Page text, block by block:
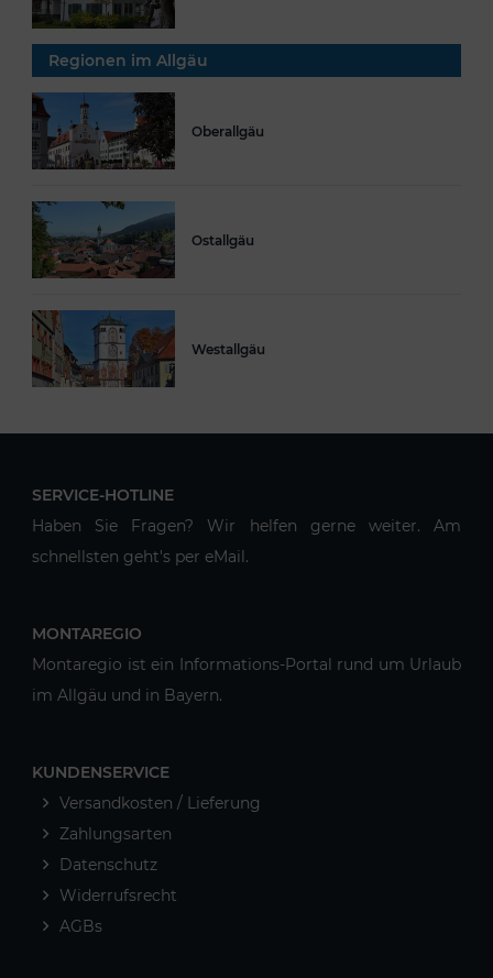
Regionen im Allgäu
Oberallgäu
Ostallgäu
Westallgäu
SERVICE-HOTLINE
Haben Sie Fragen? Wir helfen gerne weiter. Am
schnellsten geht's per eMail.
MONTAREGIO
Montaregio ist ein Informations-Portal rund um Urlaub
im Allgäu und in Bayern.
KUNDENSERVICE
Versandkosten / Lieferung
Zahlungsarten
Datenschutz
Widerrufsrecht
AGBs